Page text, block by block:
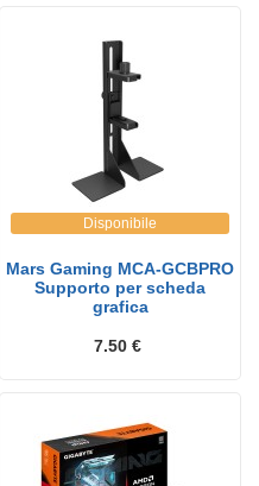
Disponibile
Mars Gaming MCA-GCBPRO
Supporto per scheda
grafica
7.50 €